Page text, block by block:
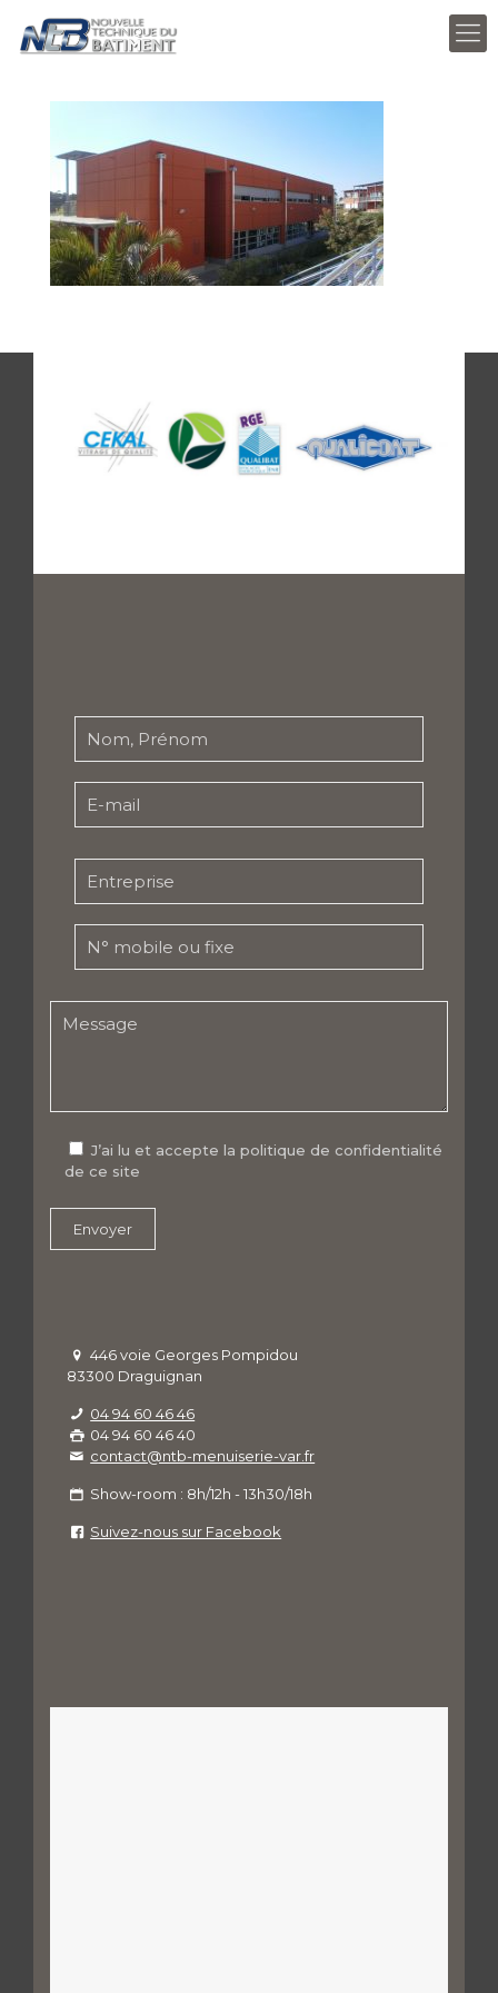
J’ai lu et accepte la politique de confidentialité
de ce site
446 voie Georges Pompidou
83300 Draguignan
04 94 60 46 46
04 94 60 46 40
contact@ntb-menuiserie-var.fr
Show-room : 8h/12h - 13h30/18h
Suivez-nous sur Facebook